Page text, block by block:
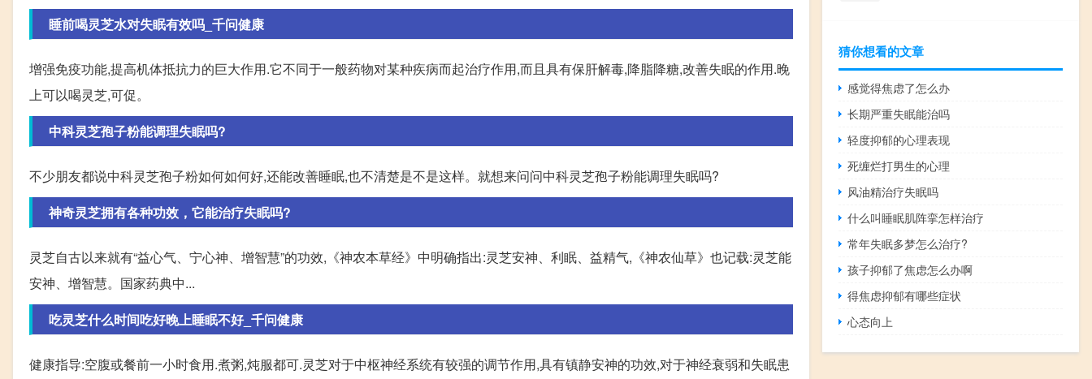
睡前喝灵芝水对失眠有效吗_千问健康
增强免疫功能,提高机体抵抗力的巨大作用.它不同于一般药物对某种疾病而起治疗作用,而且具有保肝解毒,降脂降糖,改善失眠的作用.晚
上可以喝灵芝,可促。
中科灵芝孢子粉能调理失眠吗?
不少朋友都说中科灵芝孢子粉如何如何好,还能改善睡眠,也不清楚是不是这样。就想来问问中科灵芝孢子粉能调理失眠吗?
神奇灵芝拥有各种功效，它能治疗失眠吗?
灵芝自古以来就有“益心气、宁心神、增智慧”的功效,《神农本草经》中明确指出:灵芝安神、利眠、益精气,《神农仙草》也记载:灵芝能
安神、增智慧。国家药典中...
吃灵芝什么时间吃好晚上睡眠不好_千问健康
健康指导:空腹或餐前一小时食用.煮粥,炖服都可.灵芝对于中枢神经系统有较强的调节作用,具有镇静安神的功效,对于神经衰弱和失眠患
猜你想看的文章
感觉得焦虑了怎么办
长期严重失眠能治吗
轻度抑郁的心理表现
死缠烂打男生的心理
风油精治疗失眠吗
什么叫睡眠肌阵挛怎样治疗
常年失眠多梦怎么治疗?
孩子抑郁了焦虑怎么办啊
得焦虑抑郁有哪些症状
心态向上